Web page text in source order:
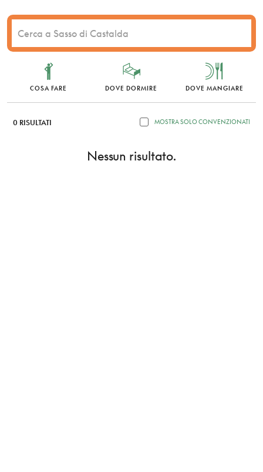
COSA FARE DOVE DORMIRE DOVE MANGIARE
0 RISULTATI MOSTRA SOLO CONVENZIONATI
Nessun risultato.